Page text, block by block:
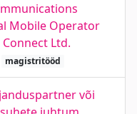
Mobile Operator
Ltd.
magistritööd
või